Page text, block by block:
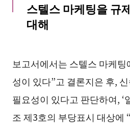
스텔스 마케팅을 규
대해
보고서에서는 스텔스 마케팅
성이 있다”고 결론지은 후,
필요성이 있다고 판단하여, ‘
조 제3호의 부당표시 대상에